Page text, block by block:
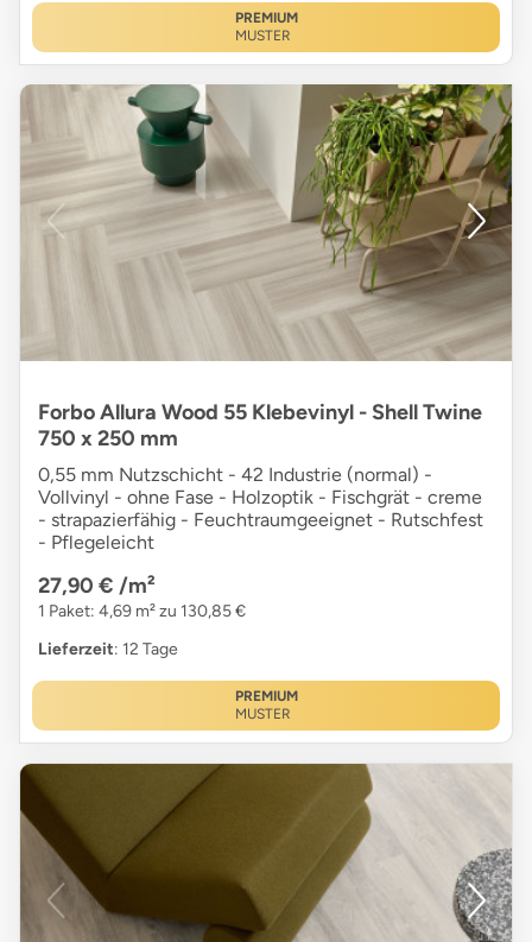
PREMIUM
MUSTER
Forbo Allura Wood 55 Klebevinyl - Shell Twine
750 x 250 mm
0,55 mm Nutzschicht - 42 Industrie (normal) -
Vollvinyl - ohne Fase - Holzoptik - Fischgrät - creme
- strapazierfähig - Feuchtraumgeeignet - Rutschfest
- Pflegeleicht
27,90 € /m²
1 Paket: 4,69 m² zu 130,85 €
Lieferzeit: 12 Tage
PREMIUM
MUSTER